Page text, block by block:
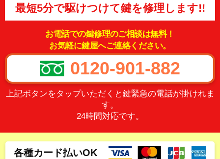
最短5分で駆けつけて鍵を修理します!!
お電話での鍵修理のご相談は無料！
お気軽に鍵屋へご連絡ください。
0120-901-882
上記ボタンをタップいただくと鍵緊急の電話が掛けれま
す。
24時間対応です。
各種カード払いOK